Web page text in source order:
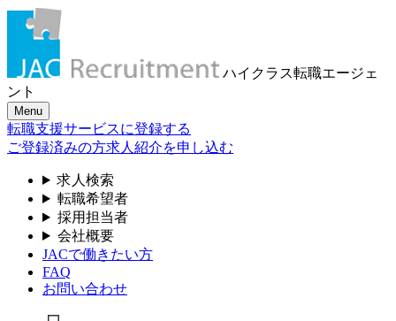
ハイクラス転職エージェ
ント
Menu
転職支援サービスに登録する
ご登録済みの方求人紹介を申し込む
求人検索
転職希望者
採用担当者
会社概要
JACで働きたい方
FAQ
お問い合わせ